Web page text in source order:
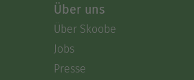
Über uns
Über Skoobe
Jobs
Presse